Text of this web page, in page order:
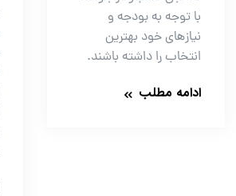
با توجه به بودجه و
نیازهای خود بهترین
انتخاب را داشته باشند.
ادامه مطلب